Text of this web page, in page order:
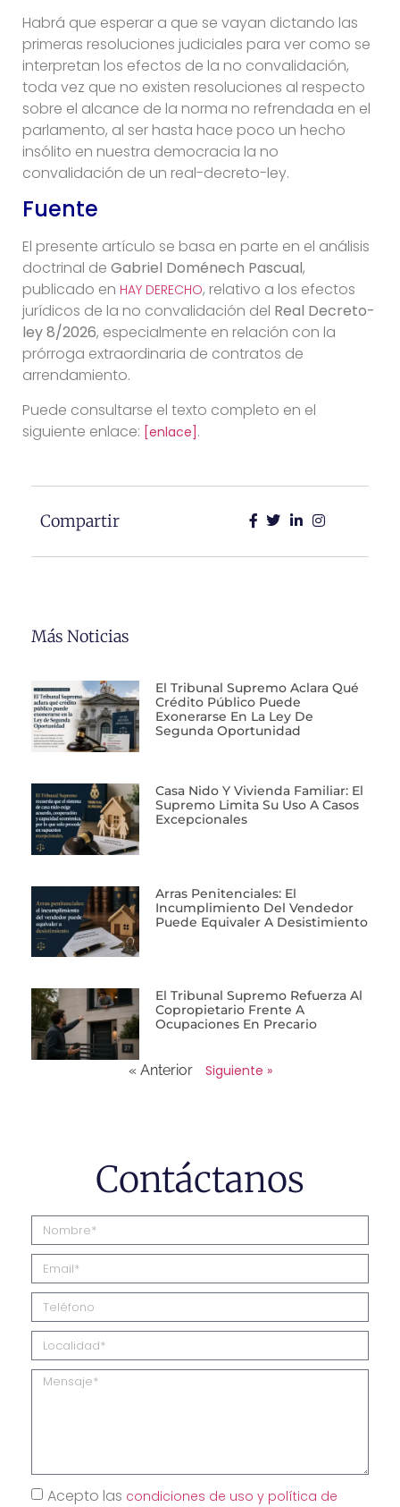
Habrá que esperar a que se vayan dictando las
primeras resoluciones judiciales para ver como se
interpretan los efectos de la no convalidación,
toda vez que no existen resoluciones al respecto
sobre el alcance de la norma no refrendada en el
parlamento, al ser hasta hace poco un hecho
insólito en nuestra democracia la no
convalidación de un real-decreto-ley.
Fuente
El presente artículo se basa en parte en el análisis
doctrinal de Gabriel Doménech Pascual,
publicado en HAY DERECHO, relativo a los efectos
jurídicos de la no convalidación del Real Decreto-
ley 8/2026, especialmente en relación con la
prórroga extraordinaria de contratos de
arrendamiento.
Puede consultarse el texto completo en el
siguiente enlace: [enlace] .
Compartir
Más Noticias
El Tribunal Supremo Aclara Qué
Crédito Público Puede
Exonerarse En La Ley De
Segunda Oportunidad
Casa Nido Y Vivienda Familiar: El
Supremo Limita Su Uso A Casos
Excepcionales
Arras Penitenciales: El
Incumplimiento Del Vendedor
Puede Equivaler A Desistimiento
El Tribunal Supremo Refuerza Al
Copropietario Frente A
Ocupaciones En Precario
« Anterior Siguiente »
Contáctanos
Acepto las condiciones de uso y política de